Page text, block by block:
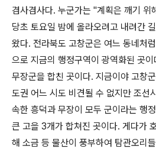
겸사겸사다. 누군가는 "계획은 깨기 위
당초 토요일 밤에 올라오려고 내려간
왔다. 전라북도 고창군은 여느 동네처
으로 지금의 행정구역이 광역화된 곳
무장군을 합친 곳이다. 지금이야 고창
도권 어느 시도 비견될 수 없지만 조선
속한 흥덕과 무장이 모두 군이라는 행
큰 고을 3개가 합쳐진 곳이다. 게다가
해 소금 등 물산이 풍부하여 탐관오리